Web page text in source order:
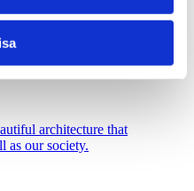
your question or enquiry,
architecture that
as our society.